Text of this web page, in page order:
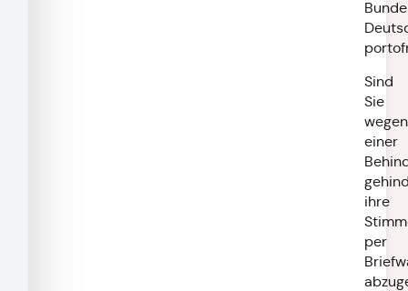
Sind
Sie
wegen
einer
ihre
per